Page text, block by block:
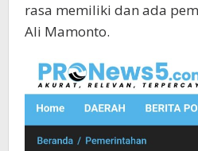
rasa memiliki dan ada
Ali Mamonto.